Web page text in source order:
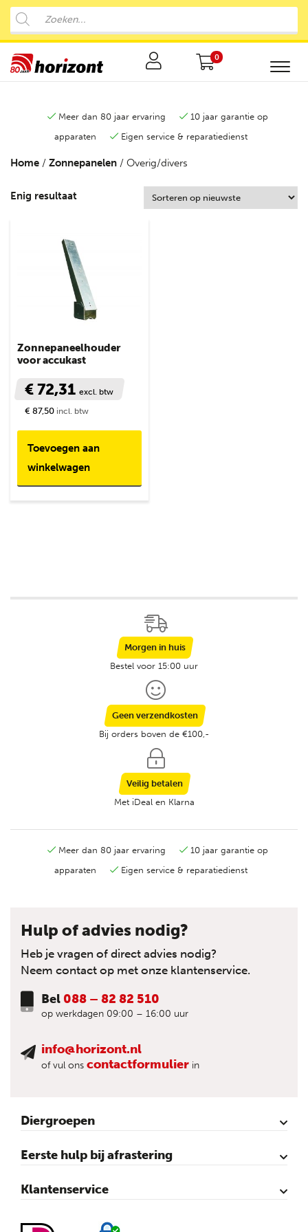
0
Meer dan 80 jaar ervaring
10 jaar garantie op
apparaten
Eigen service & reparatiedienst
Enig resultaat
Zonnepaneelhouder
voor accukast
€ 72,31 excl. btw
€ 87,50 incl. btw
Toevoegen aan
winkelwagen
Home / Zonnepanelen / Overig/divers
Morgen in huis
Bestel voor 15:00 uur
Geen verzendkosten
Bij orders boven de €100,-
Veilig betalen
Met iDeal en Klarna
Meer dan 80 jaar ervaring
10 jaar garantie op
apparaten
Eigen service & reparatiedienst
Hulp of advies nodig?
Heb je vragen of direct advies nodig?
Neem contact op met onze klantenservice.
Bel 088 – 82 82 510
op werkdagen 09:00 – 16:00 uur
info@horizont.nl
of vul ons contactformulier in
Diergroepen
Rund
Schaap
Paard
Geit
Pluimvee
Varken
Huisdieren
Reigers
Wolfafweer
Wild / Wildafweer
Eerste hulp bij afrastering
Horizont Animatie-video’s
Horizont Productvideo’s
Horizont afrastering voor dieren
Afraster advies voor rundvee
Afraster advies voor paarden
Afraster advies voor schapen
Afraster advies tegen wolven
Afraster advies schutting/voliére
Afraster advies voor honden
Afraster advies voor katten
Afraster advies voor vijvers
Afraster advies tegen duiven
Agro Aktueel
Klantenservice
Contact
Mijn account
Veilig winkelen
Algemene voorwaarden
Privacy- en cookieverklaring
Disclaimer
Sitemap